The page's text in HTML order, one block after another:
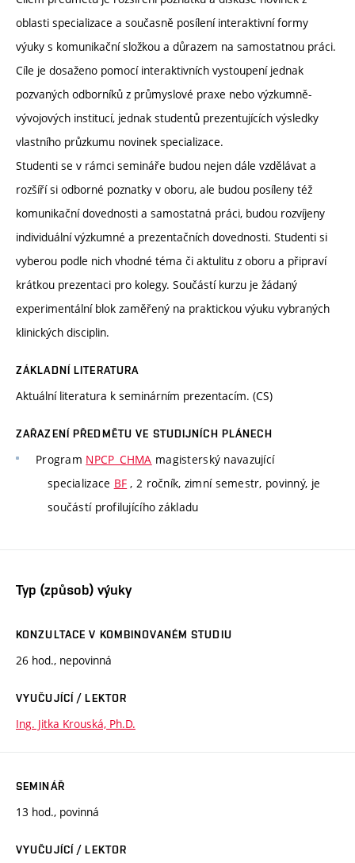
oblasti specializace a současně posílení interaktivní formy
výuky s komunikační složkou a důrazem na samostatnou práci.
Cíle je dosaženo pomocí interaktivních vystoupení jednak
pozvaných odborníků z průmyslové praxe nebo výzkumně-
vývojových institucí, jednak studentů prezentujících výsledky
vlastního průzkumu novinek specializace.
Studenti se v rámci semináře budou nejen dále vzdělávat a
rozšíří si odborné poznatky v oboru, ale budou posíleny též
komunikační dovednosti a samostatná práci, budou rozvíjeny
individuální výzkumné a prezentačních dovednosti. Studenti si
vyberou podle nich vhodné téma či aktulitu z oboru a připraví
krátkou prezentaci pro kolegy. Součástí kurzu je žádaný
experimentální blok zaměřený na praktickou výuku vybraných
klinických disciplin.
ZÁKLADNÍ LITERATURA
Aktuální literatura k seminárním prezentacím. (CS)
ZAŘAZENÍ PŘEDMĚTU VE STUDIJNÍCH PLÁNECH
Program NPCP_CHMA magisterský navazující
specializace BF , 2 ročník, zimní semestr, povinný, je
součástí profilujícího základu
Typ (způsob) výuky
KONZULTACE V KOMBINOVANÉM STUDIU
26 hod., nepovinná
VYUČUJÍCÍ / LEKTOR
Ing. Jitka Krouská, Ph.D.
SEMINÁŘ
13 hod., povinná
VYUČUJÍCÍ / LEKTOR